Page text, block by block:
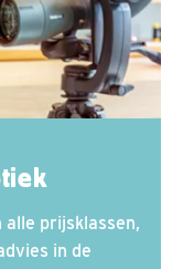
prijsklassen,
in de